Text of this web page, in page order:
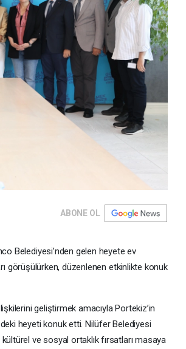
ABONE OL
Belediyesi’nden gelen heyete ev
görüşülürken, düzenlenen etkinlikte konuk
geliştirmek amacıyla Portekiz’in
heyeti konuk etti. Nilüfer Belediyesi
ve sosyal ortaklık fırsatları masaya